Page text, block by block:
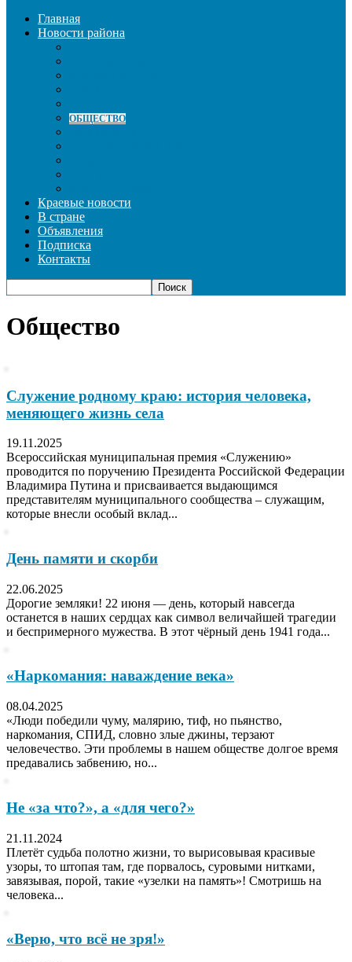
Главная
Новости района
ОБЩЕСТВО
Краевые новости
В стране
Объявления
Подписка
Контакты
Общество
Служение родному краю: история человека,
меняющего жизнь села
19.11.2025
Всероссийская муниципальная премия «Служению»
проводится по поручению Президента Российской Федерации
Владимира Путина и присваивается выдающимся
представителям муниципального сообщества – служащим,
которые внесли особый вклад...
День памяти и скорби
22.06.2025
Дорогие земляки! 22 июня — день, который навсегда
останется в наших сердцах как символ величайшей трагедии
и беспримерного мужества. В этот чёрный день 1941 года...
«Наркомания: наваждение века»
08.04.2025
«Люди победили чуму, малярию, тиф, но пьянство,
наркомания, СПИД, словно злые джины, терзают
человечество. Эти проблемы в нашем обществе долгое время
предавались забвению, но...
Не «за что?», а «для чего?»
21.11.2024
Плетёт судьба полотно жизни, то вырисовывая красивые
узоры, то штопая там, где порвалось, суровыми нитками,
завязывая, порой, такие «узелки на память»! Смотришь на
человека...
«Верю, что всё не зря!»